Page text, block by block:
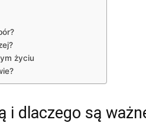
życiu
i dlaczego⁢ są